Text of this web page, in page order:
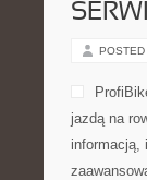
POSTED
jazdą na
informacją,